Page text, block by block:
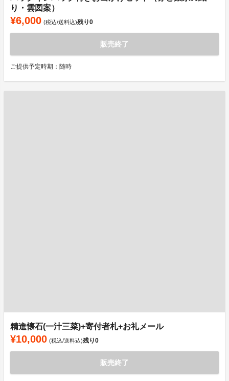
り・雲図案）
¥6,000 (税込/送料込)残り0
販売終了
ご提供予定時期：随時
精進懐石(一汁三菜)+寄付者札+お礼メール
¥10,000 (税込/送料込)残り0
販売終了